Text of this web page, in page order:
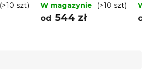
(>10 szt) W magazynie (>10 szt)
od 544 zł
W
od